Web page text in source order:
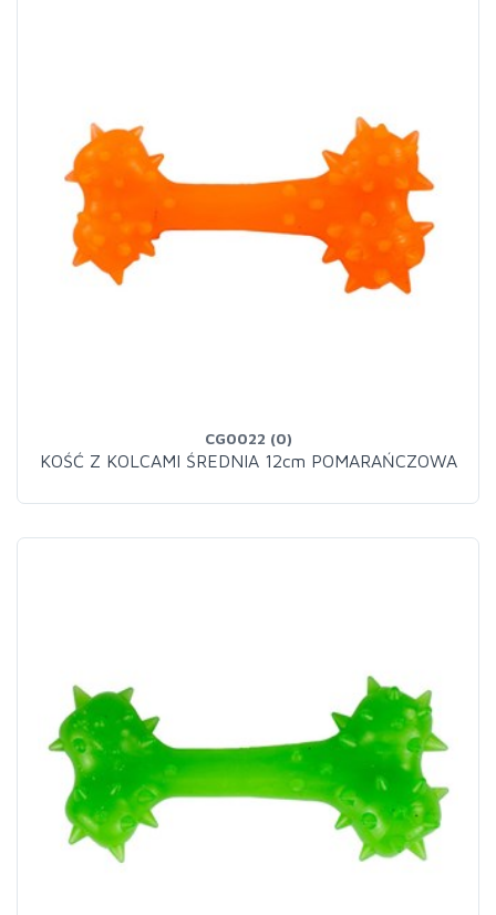
CG0022 (0)
KOŚĆ Z KOLCAMI ŚREDNIA 12cm POMARAŃCZOWA